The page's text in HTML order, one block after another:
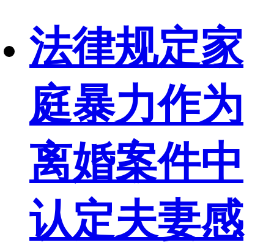
法律规定家
庭暴力作为
离婚案件中
认定夫妻感